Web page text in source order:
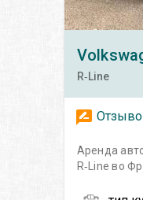
R‑Line
Аренда
R‑Line во